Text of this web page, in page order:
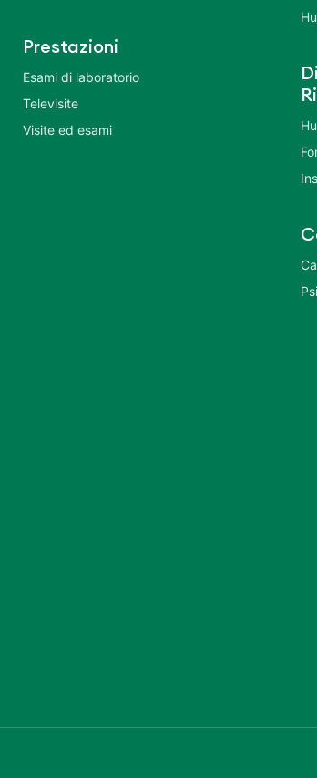
Prestazioni
Esami di laboratorio
Televisite
Visite ed esami